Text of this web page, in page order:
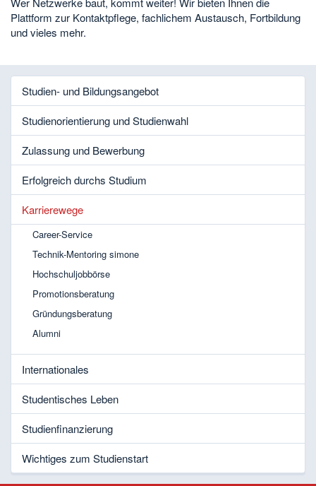
Plattform zur Kontaktpflege, fachlichem Austausch, Fortbildung
und vieles mehr.
Studien- und Bildungsangebot
Studienorientierung und Studienwahl
Zulassung und Bewerbung
Erfolgreich durchs Studium
Karrierewege
Career-Service
Technik-Mentoring simone
Hochschuljobbörse
Promotionsberatung
Gründungsberatung
Alumni
Internationales
Studentisches Leben
Studienfinanzierung
Wichtiges zum Studienstart